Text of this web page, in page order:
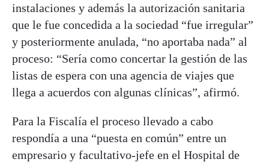
instalaciones y además la autorización sanitaria
que le fue concedida a la sociedad “fue irregular”
y posteriormente anulada, “no aportaba nada” al
proceso: “Sería como concertar la gestión de las
listas de espera con una agencia de viajes que
llega a acuerdos con algunas clínicas”, afirmó.
Para la Fiscalía el proceso llevado a cabo
respondía a una “puesta en común” entre un
empresario y facultativo-jefe en el Hospital de